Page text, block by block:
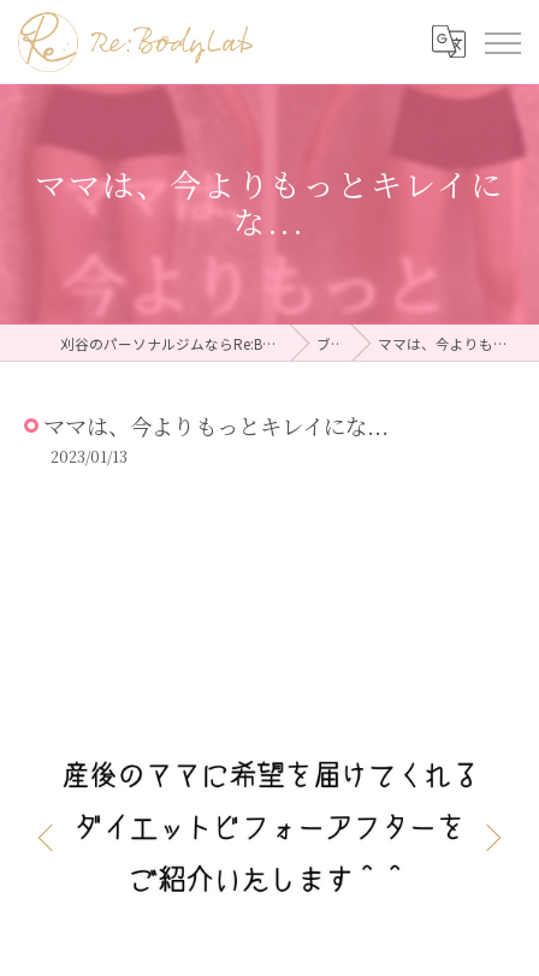
ママは、今よりもっとキレイに
な...
刈谷のパーソナルジムならRe:BodyLab（リボディラボ） ブログ ママは、今よりもっとキレイにな...
ママは、今よりもっとキレイにな...
2023/01/13